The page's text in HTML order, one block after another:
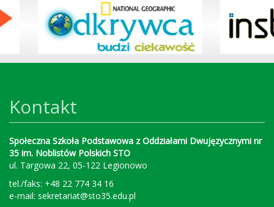
Kontakt
Społeczna Szkoła Podstawowa z Oddziałami Dwujęzycznymi nr
35 im. Noblistów Polskich STO
ul. Targowa 22, 05-122 Legionowo
tel./faks: +48 22 774 34 16
e-mail: sekretariat@sto35.edu.pl